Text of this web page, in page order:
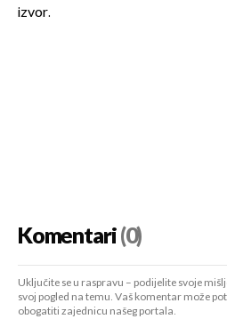
izvor.
Komentari(0)
Uključite se u raspravu – podijelite svoje
svoj pogled na temu. Vaš komentar može
obogatiti zajednicu našeg portala.